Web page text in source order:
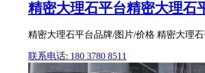
精密大理石平台精密大理石
精密大理石平台品牌/图片/价格 精密大理
联系电话: 180 3780 8511